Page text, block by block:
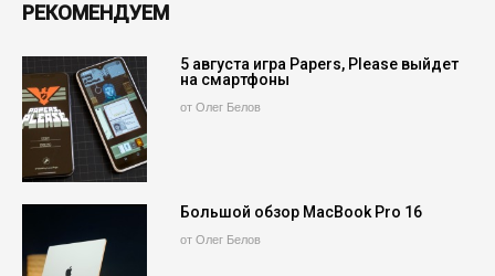
РЕКОМЕНДУЕМ
5 августа игра Papers, Please выйдет
на смартфоны
от Олег Белов
Большой обзор MacBook Pro 16
от Олег Белов